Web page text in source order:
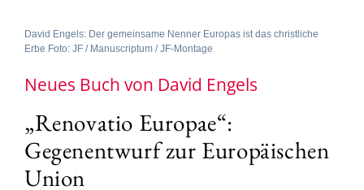
David Engels: Der gemeinsame Nenner Europas ist das christliche
Erbe Foto: JF / Manuscriptum / JF-Montage
Neues Buch von David Engels
„Renovatio Europae“:
Gegenentwurf zur Europäischen
Union